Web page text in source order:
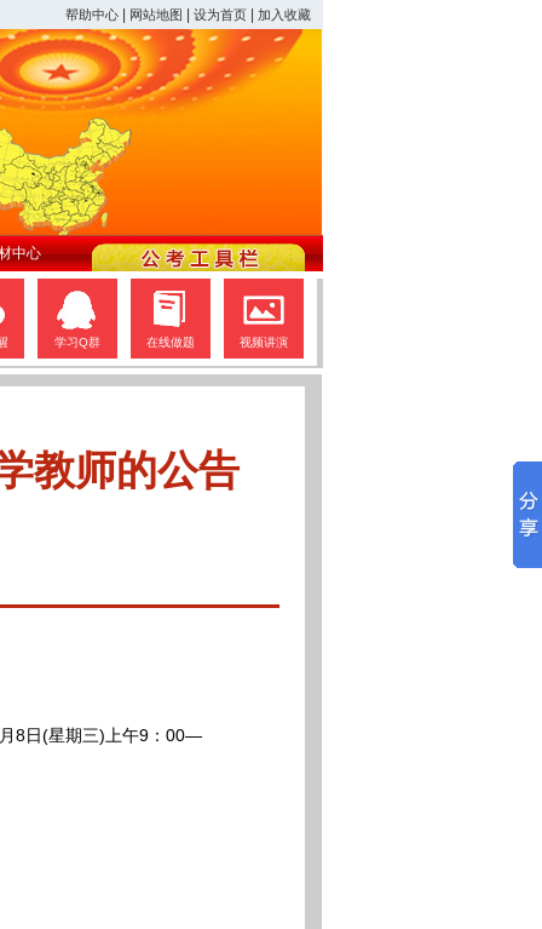
帮助中心 网站地图 设为首页 加入收藏
中心
学习Q群 在线做题 视频讲演
教师的公告
8日(星期三)上午9：00—